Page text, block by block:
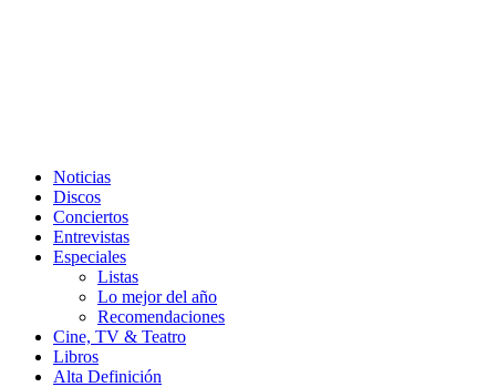
Noticias
Discos
Conciertos
Entrevistas
Especiales
Listas
Lo mejor del año
Recomendaciones
Cine, TV & Teatro
Libros
Alta Definición